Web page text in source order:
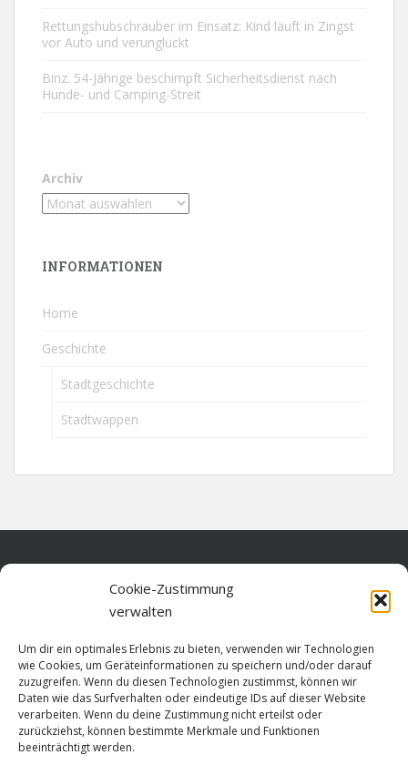
Cookie-Zustimmung
verwalten
Um dir ein optimales Erlebnis zu bieten, verwenden wir Technologien
wie Cookies, um Geräteinformationen zu speichern und/oder darauf
zuzugreifen. Wenn du diesen Technologien zustimmst, können wir
Daten wie das Surfverhalten oder eindeutige IDs auf dieser Website
verarbeiten. Wenn du deine Zustimmung nicht erteilst oder
zurückziehst, können bestimmte Merkmale und Funktionen
beeinträchtigt werden.
Rettungshubschrauber im Einsatz: Kind läuft in Zingst
vor Auto und verunglückt
Binz: 54-Jährige beschimpft Sicherheitsdienst nach
Hunde- und Camping-Streit
Archiv
INFORMATIONEN
Home
Geschichte
Stadtgeschichte
Stadtwappen
Datenschutz
Cookie-Richtlinie (EU)
Impressum